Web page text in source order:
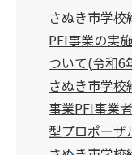
さぬき市学
PFI事業の実
ついて(令和6
さぬき市学
事業PFI事業
型プロポーザ